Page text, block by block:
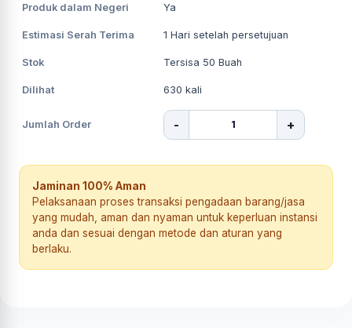
Produk dalam Negeri Ya
Estimasi Serah Terima 1 Hari setelah persetujuan
Stok Tersisa 50 Buah
Dilihat 630 kali
Jumlah Order - +
Jaminan 100% Aman
Pelaksanaan proses transaksi pengadaan barang/jasa
yang mudah, aman dan nyaman untuk keperluan instansi
anda dan sesuai dengan metode dan aturan yang
berlaku.